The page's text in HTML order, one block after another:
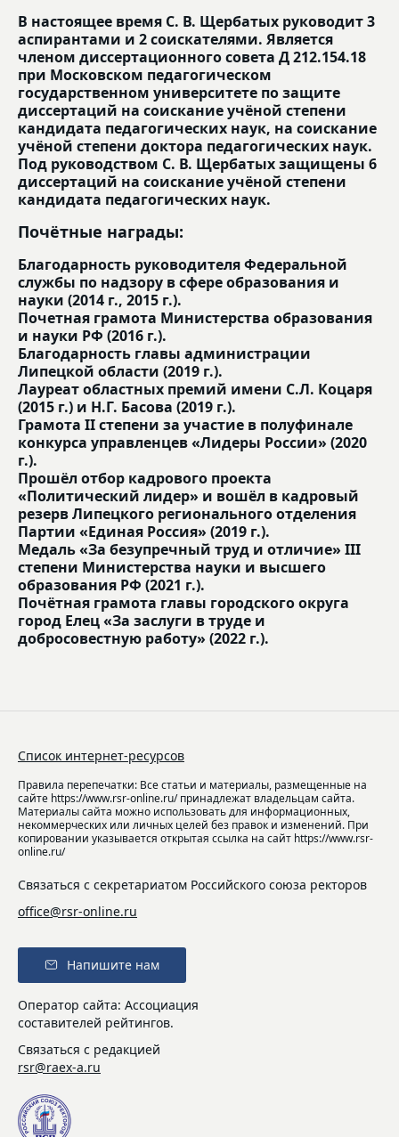
В настоящее время С. В. Щербатых руководит 3
аспирантами и 2 соискателями. Является
членом диссертационного совета Д 212.154.18
при Московском педагогическом
государственном университете по защите
диссертаций на соискание учёной степени
кандидата педагогических наук, на соискание
учёной степени доктора педагогических наук.
Под руководством С. В. Щербатых защищены 6
диссертаций на соискание учёной степени
кандидата педагогических наук.
Почётные награды:
Благодарность руководителя Федеральной
службы по надзору в сфере образования и
науки (2014 г., 2015 г.).
Почетная грамота Министерства образования
и науки РФ (2016 г.).
Благодарность главы администрации
Липецкой области (2019 г.).
Лауреат областных премий имени С.Л. Коцаря
(2015 г.) и Н.Г. Басова (2019 г.).
Грамота II степени за участие в полуфинале
конкурса управленцев «Лидеры России» (2020
г.).
Прошёл отбор кадрового проекта
«Политический лидер» и вошёл в кадровый
резерв Липецкого регионального отделения
Партии «Единая Россия» (2019 г.).
Медаль «За безупречный труд и отличие» III
степени Министерства науки и высшего
образования РФ (2021 г.).
Почётная грамота главы городского округа
город Елец «За заслуги в труде и
добросовестную работу» (2022 г.).
Список интернет-ресурсов
Правила перепечатки: Все статьи и материалы, размещенные на
сайте https://www.rsr-online.ru/ принадлежат владельцам сайта.
Материалы сайта можно использовать для информационных,
некоммерческих или личных целей без правок и изменений. При
копировании указывается открытая ссылка на сайт https://www.rsr-
online.ru/
Связаться с секретариатом Российского союза ректоров
office@rsr-online.ru
Напишите нам
Оператор сайта: Ассоциация
составителей рейтингов.
Связаться с редакцией
rsr@raex-a.ru